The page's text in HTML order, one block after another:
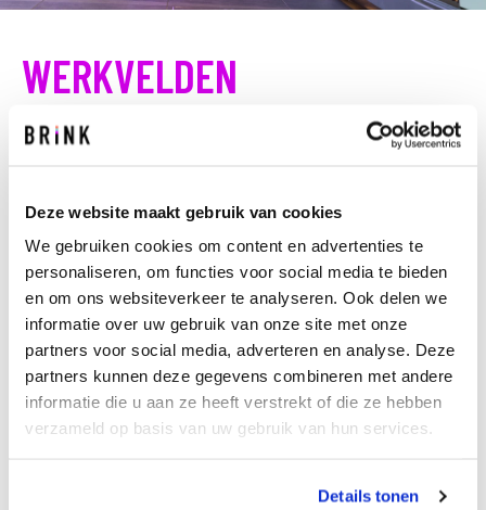
Deze website maakt gebruik van cookies
We gebruiken cookies om content en advertenties te
personaliseren, om functies voor social media te bieden
en om ons websiteverkeer te analyseren. Ook delen we
informatie over uw gebruik van onze site met onze
partners voor social media, adverteren en analyse. Deze
partners kunnen deze gegevens combineren met andere
informatie die u aan ze heeft verstrekt of die ze hebben
verzameld op basis van uw gebruik van hun services.
Details tonen
WERKVELDEN
Wie in het hart van de markt staat, heeft rondom zicht
ontwikkelingen. Technische en wetenschappelijke
vooruitgang. En wat Brink daarmee doet? Deze extra
kennis elke dag toevoegen, analyseren en vertalen naar
jouw markt van bouw, infra en vastgoed. Hiermee
spelen we in op een duurzame toekomst. We kijken over
onze grenzen heen.
BELEID EN STRATEGIE PLANVORMING EN REALISATIE